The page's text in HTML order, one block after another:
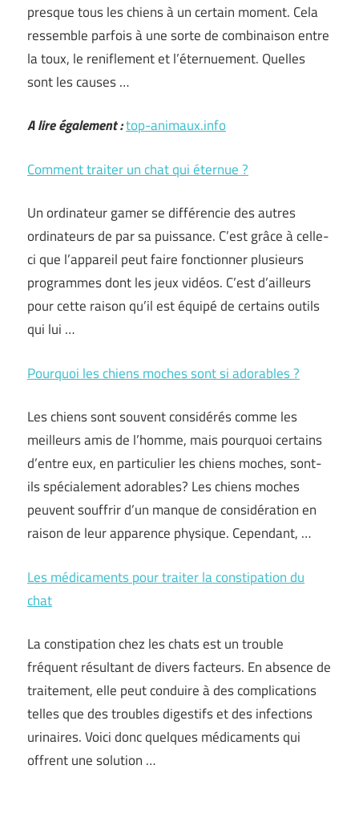
presque tous les chiens à un certain moment. Cela
ressemble parfois à une sorte de combinaison entre
la toux, le reniflement et l’éternuement. Quelles
sont les causes …
A lire également :top-animaux.info
Comment traiter un chat qui éternue ?
Un ordinateur gamer se différencie des autres
ordinateurs de par sa puissance. C’est grâce à celle-
ci que l’appareil peut faire fonctionner plusieurs
programmes dont les jeux vidéos. C’est d’ailleurs
pour cette raison qu’il est équipé de certains outils
qui lui …
Pourquoi les chiens moches sont si adorables ?
Les chiens sont souvent considérés comme les
meilleurs amis de l’homme, mais pourquoi certains
d’entre eux, en particulier les chiens moches, sont-
ils spécialement adorables? Les chiens moches
peuvent souffrir d’un manque de considération en
raison de leur apparence physique. Cependant, …
Les médicaments pour traiter la constipation du
chat
La constipation chez les chats est un trouble
fréquent résultant de divers facteurs. En absence de
traitement, elle peut conduire à des complications
telles que des troubles digestifs et des infections
urinaires. Voici donc quelques médicaments qui
offrent une solution …